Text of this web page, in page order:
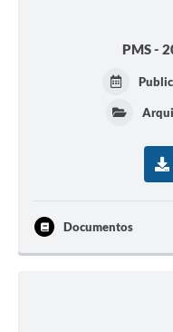
PMS -
Documentos